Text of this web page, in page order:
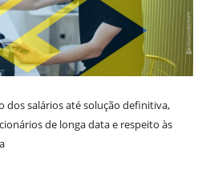
dos salários até solução definitiva,
de longa data e respeito às